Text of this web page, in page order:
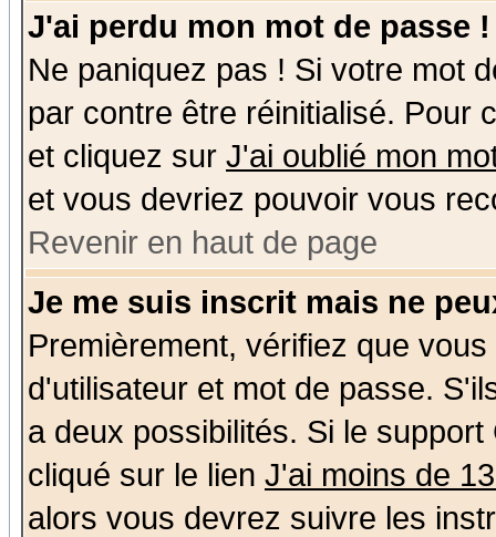
J'ai perdu mon mot de passe !
Ne paniquez pas ! Si votre mot
par contre être réinitialisé. Pour
et cliquez sur J'ai oublié mon
et vous devriez pouvoir vous
Revenir en haut de page
Je me suis inscrit mais ne
Premièrement, vérifiez que
d'utilisateur et mot de passe.
a deux possibilités. Si le
cliqué sur le lien J'ai moins de
alors vous devrez suivre les